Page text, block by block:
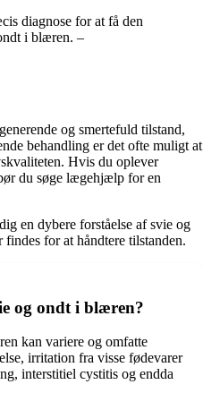
diagnose for at få den
i blæren. –
og smertefuld tilstand,
behandling er det ofte muligt at
Hvis du oplever
du søge lægehjælp for en
en dybere forståelse af svie og
for at håndtere tilstanden.
og ondt i blæren?
kan variere og omfatte
irritation fra visse fødevarer
interstitiel cystitis og endda